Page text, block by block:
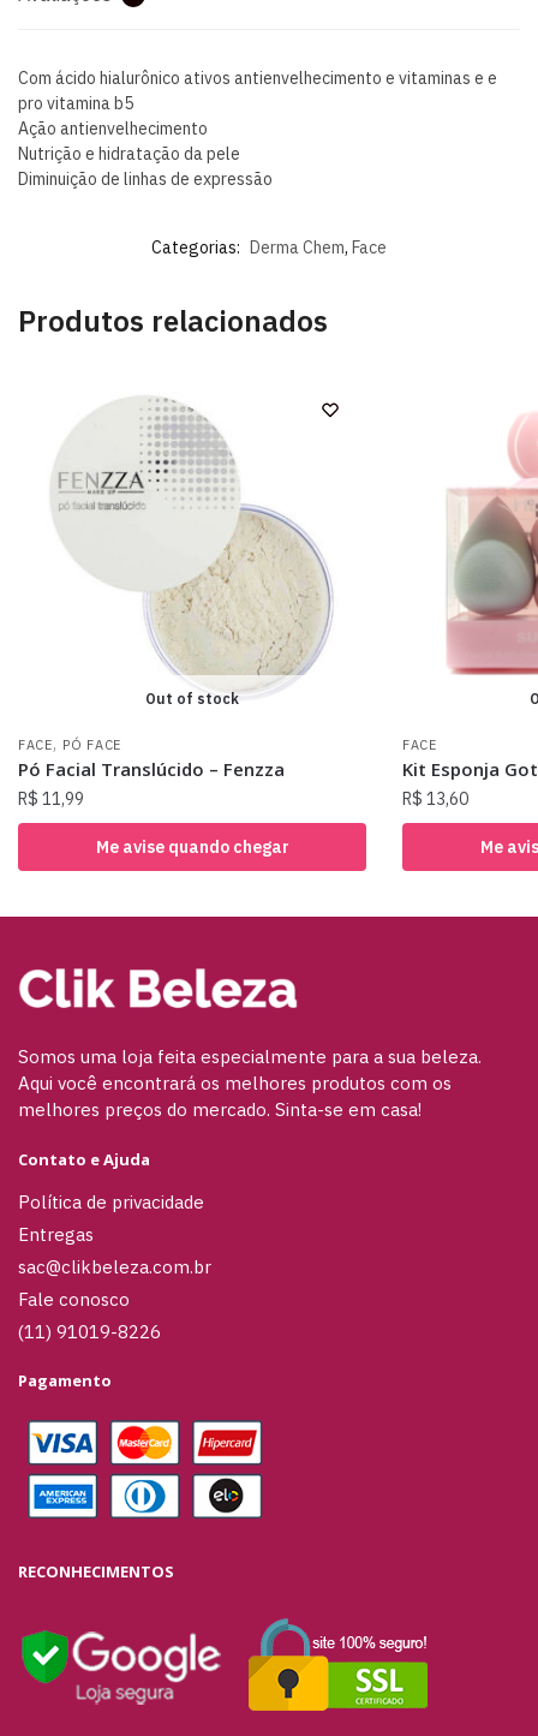
Com ácido hialurônico ativos antienvelhecimento e vitaminas e e
pro vitamina b5
Ação antienvelhecimento
Nutrição e hidratação da pele
Diminuição de linhas de expressão
Categorias: Derma Chem, Face
Produtos relacionados
Out of stock
FACE, PÓ FACE
Pó Facial Translúcido – Fenzza
R$ 11,99
Me avise quando chegar
FACE
Kit Esponja
R$ 13,60
Me
Somos uma loja feita especialmente para a sua beleza.
Aqui você encontrará os melhores produtos com os
melhores preços do mercado. Sinta-se em casa!
Contato e Ajuda
Política de privacidade
Entregas
sac@clikbeleza.com.br
Fale conosco
(11) 91019-8226
Pagamento
RECONHECIMENTOS